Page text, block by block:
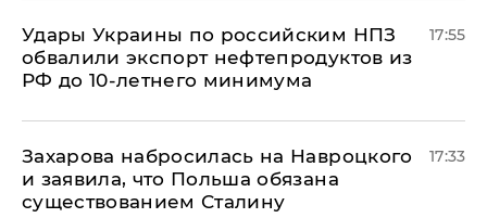
Удары Украины по российским НПЗ
обвалили экспорт нефтепродуктов из
РФ до 10-летнего минимума
17:55
​Захарова набросилась на Навроцкого
и заявила, что Польша обязана
существованием Сталину
17:33